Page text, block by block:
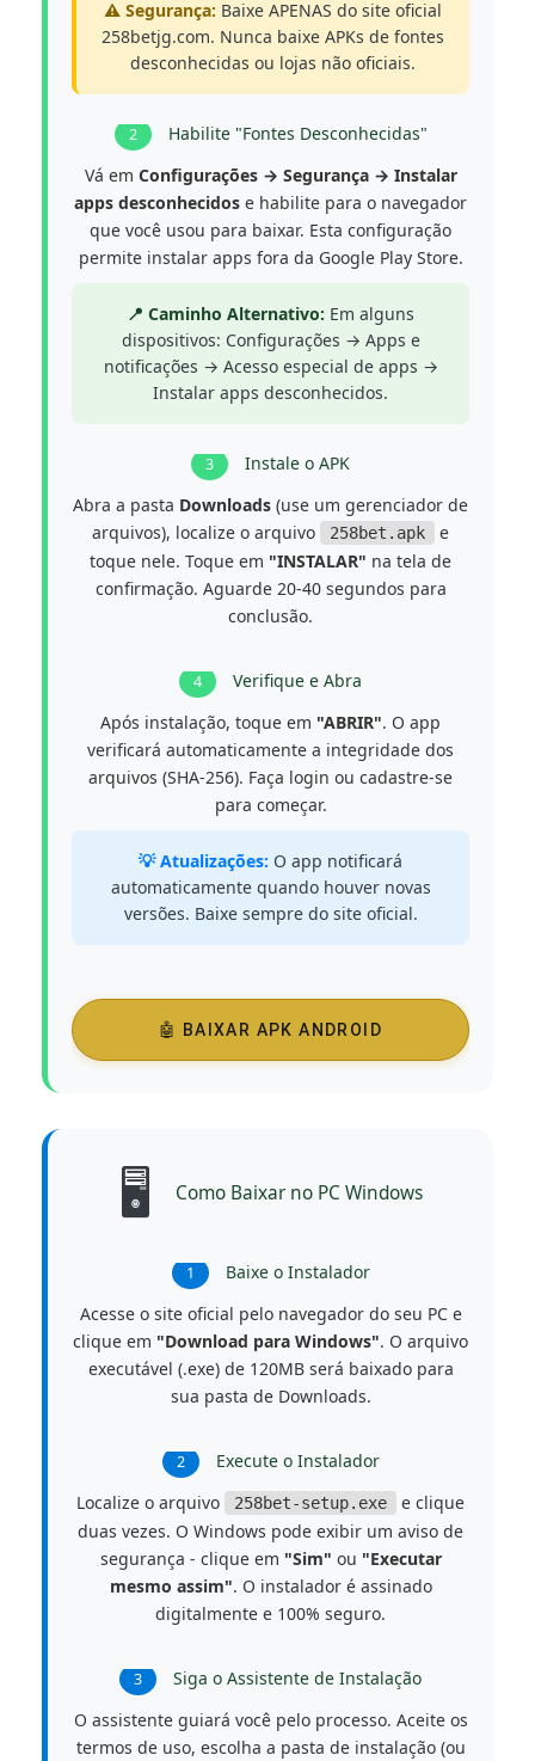
⚠️ Segurança: Baixe APENAS do site oficial
258betjg.com. Nunca baixe APKs de fontes
desconhecidas ou lojas não oficiais.
2
Habilite "Fontes Desconhecidas"
Vá em Configurações → Segurança → Instalar
apps desconhecidos e habilite para o navegador
que você usou para baixar. Esta configuração
permite instalar apps fora da Google Play Store.
📍 Caminho Alternativo: Em alguns
dispositivos: Configurações → Apps e
notificações → Acesso especial de apps →
Instalar apps desconhecidos.
3
Instale o APK
Abra a pasta Downloads (use um gerenciador de
arquivos), localize o arquivo
258bet.apk
e
toque nele. Toque em "INSTALAR" na tela de
confirmação. Aguarde 20-40 segundos para
conclusão.
4
Verifique e Abra
Após instalação, toque em "ABRIR". O app
verificará automaticamente a integridade dos
arquivos (SHA-256). Faça login ou cadastre-se
para começar.
💡 Atualizações: O app notificará
automaticamente quando houver novas
versões. Baixe sempre do site oficial.
🤖 BAIXAR APK ANDROID
🖥️ Como Baixar no PC Windows
1
Baixe o Instalador
Acesse o site oficial pelo navegador do seu PC e
clique em "Download para Windows". O arquivo
executável (.exe) de 120MB será baixado para
sua pasta de Downloads.
2
Execute o Instalador
Localize o arquivo
258bet-setup.exe
e clique
duas vezes. O Windows pode exibir um aviso de
segurança - clique em "Sim" ou "Executar
mesmo assim". O instalador é assinado
digitalmente e 100% seguro.
3
Siga o Assistente de Instalação
O assistente guiará você pelo processo. Aceite os
termos de uso, escolha a pasta de instalação (ou